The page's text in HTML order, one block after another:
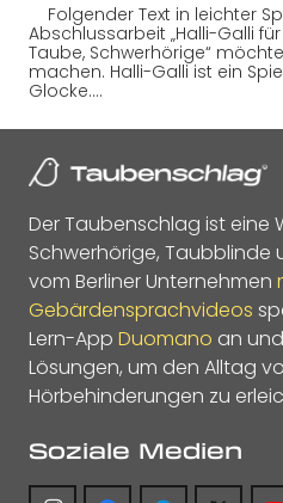
Folgender Text in leichter
Abschlussarbeit „Halli-Galli
Taube, Schwerhörige“
machen. Halli-Galli ist ein
Glocke.…
Der Taubenschlag ist eine
Schwerhörige, Taubblinde
vom Berliner Unternehmen
Gebärdensprachvideos
Lern-App Duomano an
Lösungen, um den Alltag
Hörbehinderungen zu
Soziale Medien